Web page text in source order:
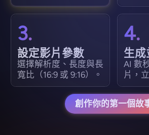
3.
設定影片參數
選擇解析度、長度與長
寬比（16:9 或 9:16）。
4.
生成
AI 數
片，
創作你的第一個故